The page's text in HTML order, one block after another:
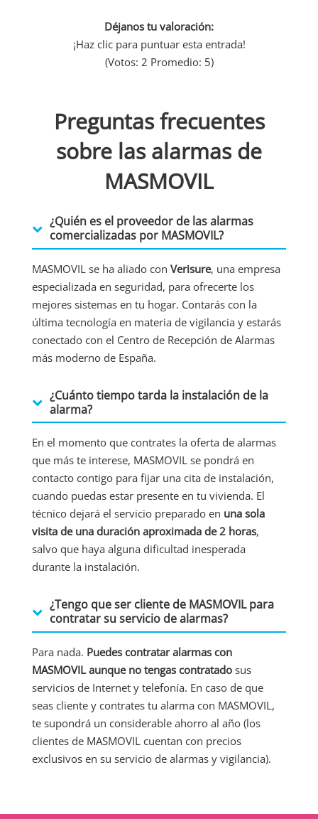
Déjanos tu valoración:
¡Haz clic para puntuar esta entrada!
(Votos: 2 Promedio: 5)
Preguntas frecuentes
sobre las alarmas de
MASMOVIL
¿Quién es el proveedor de las alarmas
comercializadas por MASMOVIL?
MASMOVIL se ha aliado con Verisure, una empresa
especializada en seguridad, para ofrecerte los
mejores sistemas en tu hogar. Contarás con la
última tecnología en materia de vigilancia y estarás
conectado con el Centro de Recepción de Alarmas
más moderno de España.
¿Cuánto tiempo tarda la instalación de la
alarma?
En el momento que contrates la oferta de alarmas
que más te interese, MASMOVIL se pondrá en
contacto contigo para fijar una cita de instalación,
cuando puedas estar presente en tu vivienda. El
técnico dejará el servicio preparado en una sola
visita de una duración aproximada de 2 horas,
salvo que haya alguna dificultad inesperada
durante la instalación.
¿Tengo que ser cliente de MASMOVIL para
contratar su servicio de alarmas?
Para nada. Puedes contratar alarmas con
MASMOVIL aunque no tengas contratado sus
servicios de Internet y telefonía. En caso de que
seas cliente y contrates tu alarma con MASMOVIL,
te supondrá un considerable ahorro al año (los
clientes de MASMOVIL cuentan con precios
exclusivos en su servicio de alarmas y vigilancia).